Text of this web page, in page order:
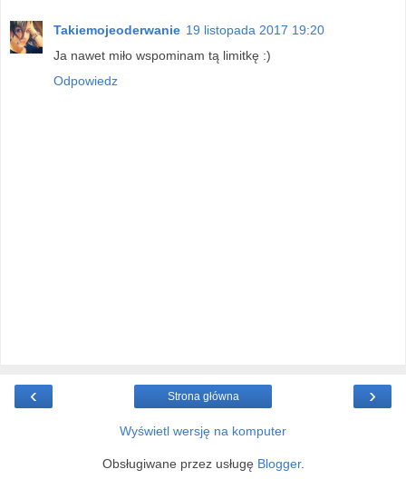
Takiemojeoderwanie 19 listopada 2017 19:20
Ja nawet miło wspominam tą limitkę :)
Odpowiedz
‹ ›
Strona główna
Wyświetl wersję na komputer
Obsługiwane przez usługę Blogger.